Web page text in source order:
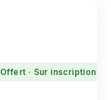
Offert · Sur inscription